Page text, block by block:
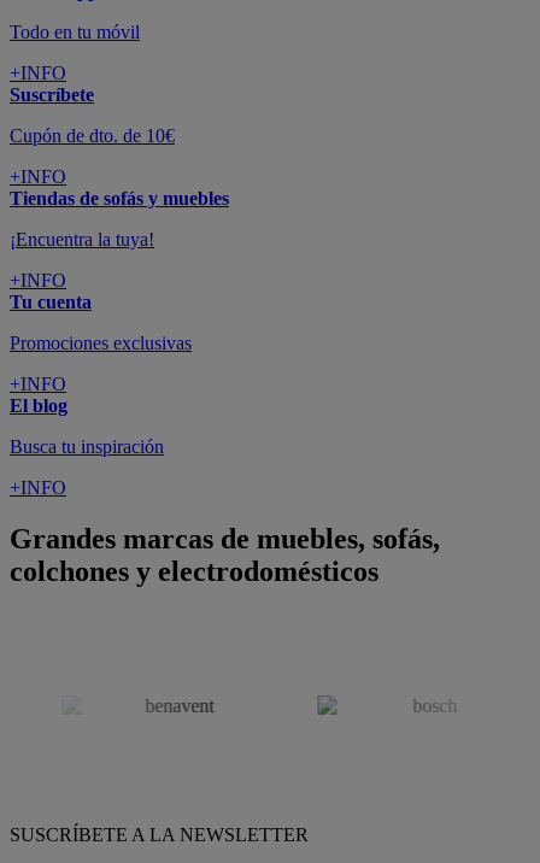
Todo en tu móvil
+INFO
Suscríbete
Cupón de dto. de 10€
+INFO
Tiendas de sofás y muebles
¡Encuentra la tuya!
+INFO
Tu cuenta
Promociones exclusivas
+INFO
El blog
Busca tu inspiración
+INFO
Grandes marcas de muebles, sofás,
colchones y electrodomésticos
SUSCRÍBETE A LA NEWSLETTER